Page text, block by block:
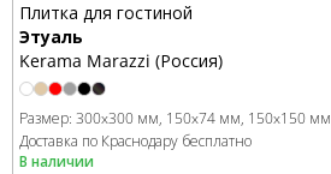
Плитка для гостиной
Этуаль
Kerama Marazzi (Россия)
Размер: 300x300 мм 150x74 мм 150x150 мм
Доставка по Краснодару бесплатно
В наличии